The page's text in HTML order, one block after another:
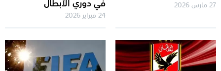
27 مارس 2026
24 فبراير 2026